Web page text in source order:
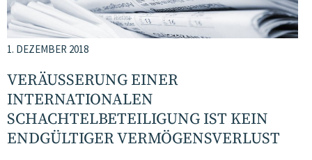
1. DEZEMBER 2018
VERÄUSSERUNG EINER I
NTERNATIONALEN S
CHACHTELBETEILIGUNG IST KEIN E
NDGÜLTIGER VERMÖGENSVERLUST